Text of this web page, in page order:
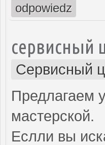
odpowiedz
сервисный
Сервисный
Предлагаем
мастерской.
Еслли вы